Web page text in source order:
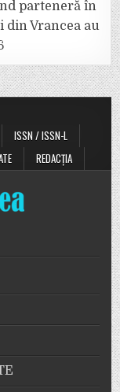
parteneră în
din Vrancea au
ISSN / ISSN-L
REDACȚIA